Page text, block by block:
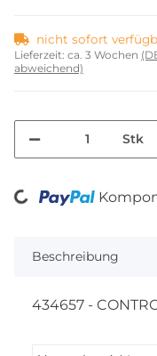
nicht sofort
Lieferzeit: ca. 3 Wochen
abweichend)
Stk
Loading... Beschreibung
434657 -